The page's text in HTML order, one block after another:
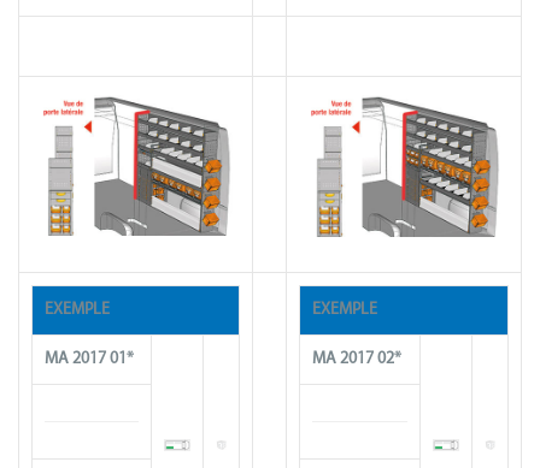
EXEMPLE
MA 2017 01*
EXEMPLE
MA 2017 02*